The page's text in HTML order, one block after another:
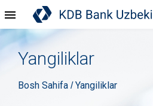
Yangiliklar
Bosh Sahifa /Yangiliklar